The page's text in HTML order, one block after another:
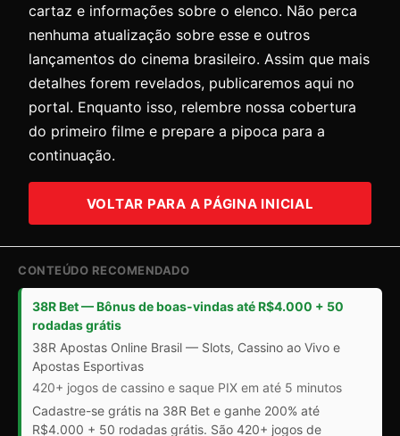
cartaz e informações sobre o elenco. Não perca
nenhuma atualização sobre esse e outros
lançamentos do cinema brasileiro. Assim que mais
detalhes forem revelados, publicaremos aqui no
portal. Enquanto isso, relembre nossa cobertura
do primeiro filme e prepare a pipoca para a
continuação.
VOLTAR PARA A PÁGINA INICIAL
CONTEÚDO RECOMENDADO
38R Bet — Bônus de boas-vindas até R$4.000 + 50
rodadas grátis
38R Apostas Online Brasil — Slots, Cassino ao Vivo e
Apostas Esportivas
420+ jogos de cassino e saque PIX em até 5 minutos
Cadastre-se grátis na 38R Bet e ganhe 200% até
R$4.000 + 50 rodadas grátis. São 420+ jogos de